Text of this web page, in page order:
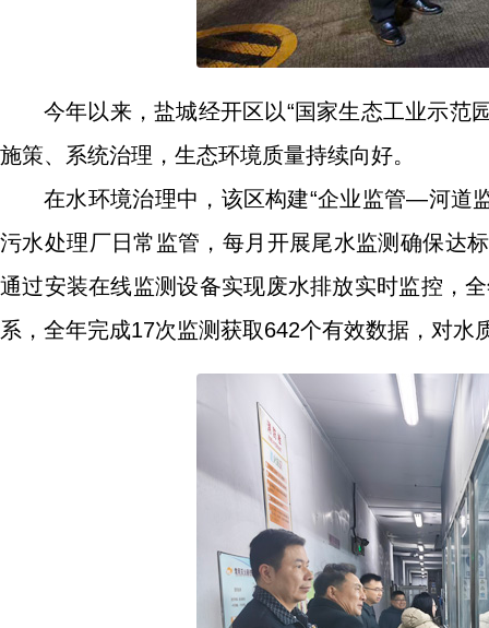
今年以来，盐城经开区以“国家生态工业示范
施策、系统治理，生态环境质量持续向好。
在水环境治理中，该区构建“企业监管—河道
污水处理厂日常监管，每月开展尾水监测确保达
通过安装在线监测设备实现废水排放实时监控，
系，全年完成17次监测获取642个有效数据，对水